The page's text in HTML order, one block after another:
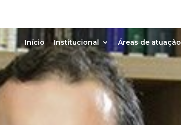
Início Institucional Áreas de atuação